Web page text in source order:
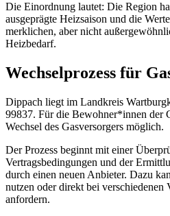
Die Einordnung lautet: Die Region
ausgeprägte Heizsaison und die
merklichen, aber nicht
Heizbedarf.
Wechselprozess für
Dippach liegt im Landkreis
99837. Für die Bewohner*innen der
Wechsel des Gasversorgers möglich.
Der Prozess beginnt mit einer
Vertragsbedingungen und der
durch einen neuen Anbieter. Dazu
nutzen oder direkt bei verschiedenen
anfordern.